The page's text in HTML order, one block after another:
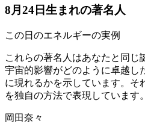
8月24日生まれの著名人
この日のエネルギーの実例
これらの著名人はあなたと同じ
宇宙的影響がどのように卓越し
に現れるかを示しています。そ
を独自の方法で表現しています。
岡田奈々